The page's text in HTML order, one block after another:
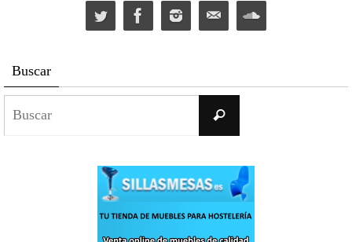
Buscar
Buscar